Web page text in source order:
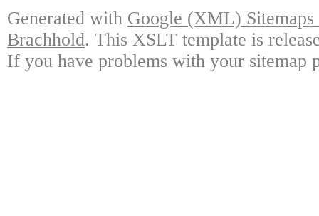
Generated with Google (XML)
Brachhold. This XSLT template is
If you have problems with your sitemap